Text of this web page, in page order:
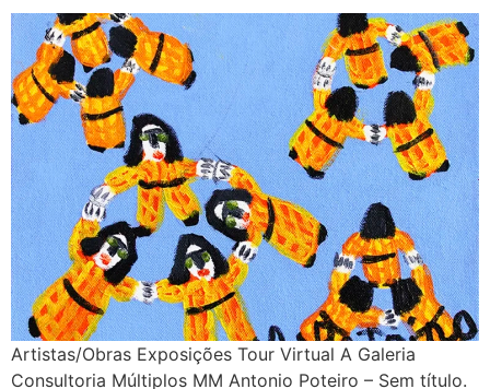
Artistas/Obras Exposições Tour Virtual A Galeria
Consultoria Múltiplos MM Antonio Poteiro – Sem título.